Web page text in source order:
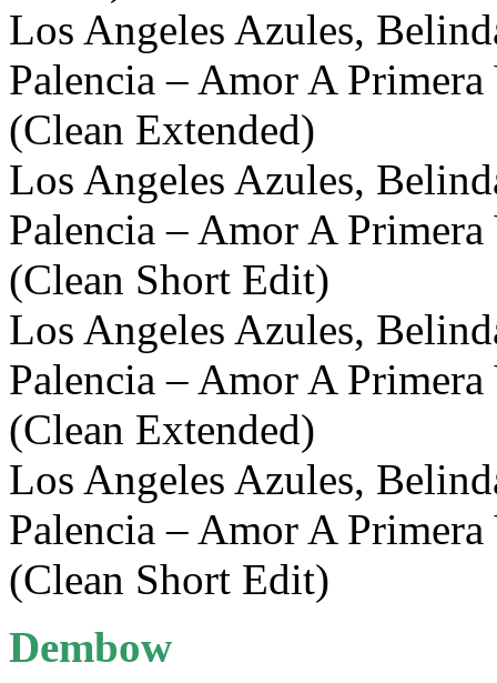
Los Angeles Azules,
Palencia – Amor A
(Clean Extended)
Los Angeles Azules,
Palencia – Amor A
(Clean Short Edit)
Los Angeles Azules,
Palencia – Amor A
(Clean Extended)
Los Angeles Azules,
Palencia – Amor A
(Clean Short Edit)
Dembow